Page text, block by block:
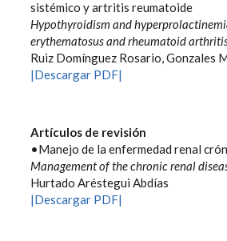
sistémico y artritis reumatoide
Hypothyroidism and
erythematosus and rheumatoid
Ruiz Domínguez Rosario, Gonzales
|Descargar PDF|
Artículos de revisión
•Manejo de la enfermedad renal
Management of the chronic renal
Hurtado Aréstegui Abdías
|Descargar PDF|